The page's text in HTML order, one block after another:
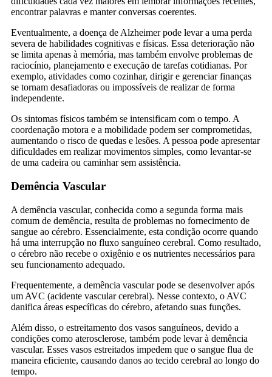
encontrar palavras e manter conversas coerentes.
Eventualmente, a doença de Alzheimer pode levar a uma perda
severa de habilidades cognitivas e físicas. Essa deterioração não
se limita apenas à memória, mas também envolve problemas de
raciocínio, planejamento e execução de tarefas cotidianas. Por
exemplo, atividades como cozinhar, dirigir e gerenciar finanças
se tornam desafiadoras ou impossíveis de realizar de forma
independente.
Os sintomas físicos também se intensificam com o tempo. A
coordenação motora e a mobilidade podem ser comprometidas,
aumentando o risco de quedas e lesões. A pessoa pode apresentar
dificuldades em realizar movimentos simples, como levantar-se
de uma cadeira ou caminhar sem assistência.
Demência Vascular
A demência vascular, conhecida como a segunda forma mais
comum de demência, resulta de problemas no fornecimento de
sangue ao cérebro. Essencialmente, esta condição ocorre quando
há uma interrupção no fluxo sanguíneo cerebral. Como resultado,
o cérebro não recebe o oxigênio e os nutrientes necessários para
seu funcionamento adequado.
Frequentemente, a demência vascular pode se desenvolver após
um AVC (acidente vascular cerebral). Nesse contexto, o AVC
danifica áreas específicas do cérebro, afetando suas funções.
Além disso, o estreitamento dos vasos sanguíneos, devido a
condições como aterosclerose, também pode levar à demência
vascular. Esses vasos estreitados impedem que o sangue flua de
maneira eficiente, causando danos ao tecido cerebral ao longo do
tempo.